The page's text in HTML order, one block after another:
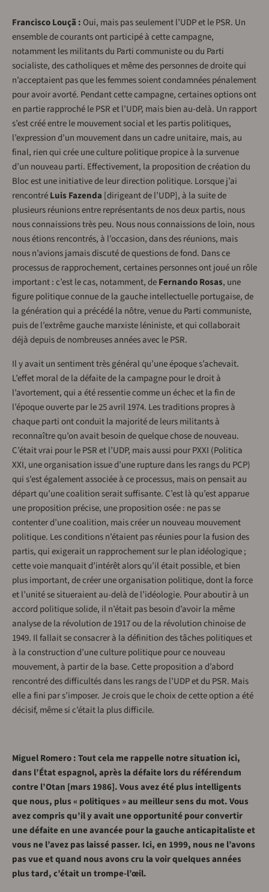
Francisco Louçã : Oui, mais pas seulement l’UDP et le PSR. Un
ensemble de courants ont participé à cette campagne,
notamment les militants du Parti communiste ou du Parti
socialiste, des catholiques et même des personnes de droite qui
n’acceptaient pas que les femmes soient condamnées pénalement
pour avoir avorté. Pendant cette campagne, certaines options ont
en partie rapproché le PSR et l’UDP, mais bien au-delà. Un rapport
s’est créé entre le mouvement social et les partis politiques,
l’expression d’un mouvement dans un cadre unitaire, mais, au
final, rien qui crée une culture politique propice à la survenue
d’un nouveau parti. Effectivement, la proposition de création du
Bloc est une initiative de leur direction politique. Lorsque j’ai
rencontréLuis Fazenda [dirigeant de l’UDP], à la suite de
plusieurs réunions entre représentants de nos deux partis, nous
nous connaissions très peu. Nous nous connaissions de loin, nous
nous étions rencontrés, à l’occasion, dans des réunions, mais
nous n’avions jamais discuté de questions de fond. Dans ce
processus de rapprochement, certaines personnes ont joué un rôle
important : c’est le cas, notamment, deFernando Rosas, une
figure politique connue de la gauche intellectuelle portugaise, de
la génération qui a précédé la nôtre, venue du Parti communiste,
puis de l’extrême gauche marxiste léniniste, et qui collaborait
déjà depuis de nombreuses années avec le PSR.
Il y avait un sentiment très général qu’une époque s’achevait.
L’effet moral de la défaite de la campagne pour le droit à
l’avortement, qui a été ressentie comme un échec et la fin de
l’époque ouverte par le 25 avril 1974. Les traditions propres à
chaque parti ont conduit la majorité de leurs militants à
reconnaître qu’on avait besoin de quelque chose de nouveau.
C’était vrai pour le PSR et l’UDP, mais aussi pour PXXI (Politica
XXI, une organisation issue d’une rupture dans les rangs du PCP)
qui s’est également associée à ce processus, mais on pensait au
départ qu’une coalition serait suffisante. C’est là qu’est apparue
une proposition précise, une proposition osée : ne pas se
contenter d’une coalition, mais créer un nouveau mouvement
politique. Les conditions n’étaient pas réunies pour la fusion des
partis, qui exigerait un rapprochement sur le plan idéologique ;
cette voie manquait d’intérêt alors qu’il était possible, et bien
plus important, de créer une organisation politique, dont la force
et l’unité se situeraient au-delà de l’idéologie. Pour aboutir à un
accord politique solide, il n’était pas besoin d’avoir la même
analyse de la révolution de 1917 ou de la révolution chinoise de
1949. Il fallait se consacrer à la définition des tâches politiques et
à la construction d’une culture politique pour ce nouveau
mouvement, à partir de la base. Cette proposition a d’abord
rencontré des difficultés dans les rangs de l’UDP et du PSR. Mais
elle a fini par s’imposer. Je crois que le choix de cette option a été
décisif, même si c’était la plus difficile.
Miguel Romero : Tout cela me rappelle notre situation ici,
dans l’État espagnol, après la défaite lors du référendum
contre l’Otan [mars 1986]. Vous avez été plus intelligents
que nous, plus « politiques » au meilleur sens du mot. Vous
avez compris qu’il y avait une opportunité pour convertir
une défaite en une avancée pour la gauche anticapitaliste et
vous ne l’avez pas laissé passer. Ici, en 1999, nous ne l’avons
pas vue et quand nous avons cru la voir quelques années
plus tard, c’était un trompe-l’œil.